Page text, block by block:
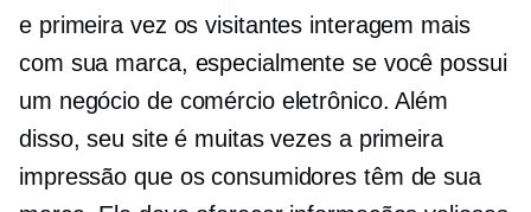
e primeira vez os visitantes interagem mais
com sua marca, especialmente se você possui
um negócio de comércio eletrônico. Além
disso, seu site é muitas vezes a primeira
impressão que os consumidores têm de sua